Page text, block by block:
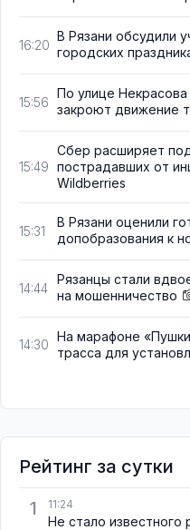
16:20
В Рязани обсудили
городских
15:56
По улице
закроют движение
15:49
Сбер расширяет
пострадавших от
Wildberries
15:31
В Рязани оценили
допобразования к
14:44
Рязанцы стали
на мошенничество
14:30
На марафоне
трасса для
Рейтинг за сутки
1
11:24
Не стало известного